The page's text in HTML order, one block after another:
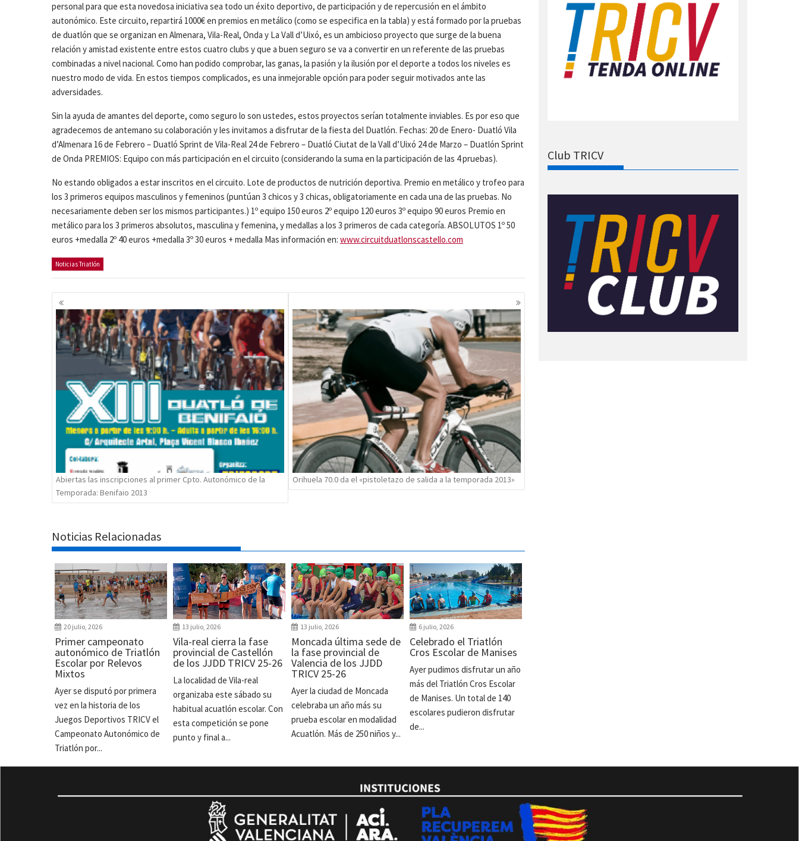
personal para que esta novedosa iniciativa sea todo un éxito deportivo, de participación y de repercusión en el ámbito
autonómico. Este circuito, repartirá 1000€ en premios en metálico (como se especifica en la tabla) y está formado por la pruebas
de duatlón que se organizan en Almenara, Vila-Real, Onda y La Vall d’Uixó, es un ambicioso proyecto que surge de la buena
relación y amistad existente entre estos cuatro clubs y que a buen seguro se va a convertir en un referente de las pruebas
combinadas a nivel nacional. Como han podido comprobar, las ganas, la pasión y la ilusión por el deporte a todos los niveles es
nuestro modo de vida. En estos tiempos complicados, es una inmejorable opción para poder seguir motivados ante las
adversidades.
Sin la ayuda de amantes del deporte, como seguro lo son ustedes, estos proyectos serían totalmente inviables. Es por eso que
agradecemos de antemano su colaboración y les invitamos a disfrutar de la fiesta del Duatlón. Fechas: 20 de Enero- Duatló Vila
d’Almenara 16 de Febrero – Duatló Sprint de Vila-Real 24 de Febrero – Duatló Ciutat de la Vall d’Uixó 24 de Marzo – Duatlón Sprint
de Onda PREMIOS: Equipo con más participación en el circuito (considerando la suma en la participación de las 4 pruebas).
No estando obligados a estar inscritos en el circuito. Lote de productos de nutrición deportiva. Premio en metálico y trofeo para
los 3 primeros equipos masculinos y femeninos (puntúan 3 chicos y 3 chicas, obligatoriamente en cada una de las pruebas. No
necesariamente deben ser los mismos participantes.) 1º equipo 150 euros 2º equipo 120 euros 3º equipo 90 euros Premio en
metálico para los 3 primeros absolutos, masculina y femenina, y medallas a los 3 primeros de cada categoría. ABSOLUTOS 1º 50
euros +medalla 2º 40 euros +medalla 3º 30 euros + medalla Mas información en: www.circuitduatlonscastello.com
Noticias Triatlón
Navegación
de
entradas
Abiertas las inscripciones al primer Cpto. Autonómico de la
Temporada: Benifaio 2013
Orihuela 70.0 da el «pistoletazo de salida a la temporada 2013»
Noticias Relacionadas
20 julio, 2026
Primer campeonato
autonómico de Triatlón
Escolar por Relevos
Mixtos
Ayer se disputó por primera
vez en la historia de los
Juegos Deportivos TRICV el
Campeonato Autonómico de
Triatlón por...
13 julio, 2026
Vila-real cierra la fase
provincial de Castellón
de los JJDD TRICV 25-26
La localidad de Vila-real
organizaba este sábado su
habitual acuatlón escolar. Con
esta competición se pone
punto y final a...
13 julio, 2026
Moncada última sede de
la fase provincial de
Valencia de los JJDD
TRICV 25-26
Ayer la ciudad de Moncada
celebraba un año más su
prueba escolar en modalidad
Acuatlón. Más de 250 niños y...
6 julio, 2026
Celebrado el Triatlón
Cros Escolar de Manises
Ayer pudimos disfrutar un año
más del Triatlón Cros Escolar
de Manises. Un total de 140
escolares pudieron disfrutar
de...
Club TRICV